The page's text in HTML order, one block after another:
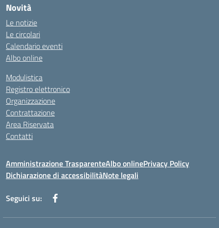
Novità
Le notizie
Le circolari
Calendario eventi
Albo online
Modulistica
Registro elettronico
Organizzazione
Contrattazione
Area Riservata
Contatti
Amministrazione TrasparenteAlbo onlinePrivacy Policy
Dichiarazione di accessibilitàNote legali
Seguici su: